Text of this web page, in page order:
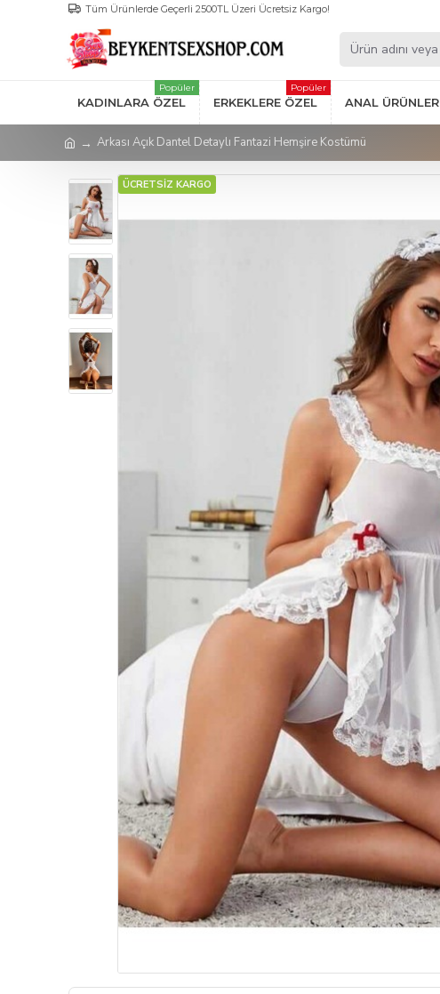
Tüm Ürünlerde Geçerli 2500TL Üzeri Ücretsiz Kargo!
KADINLARA ÖZEL
Popüler
ERKEKLERE ÖZEL
Popüler
ANAL ÜRÜNLER
Arkası Açık Dantel Detaylı Fantazi Hemşire Kostümü
ÜCRETSİZ KARGO